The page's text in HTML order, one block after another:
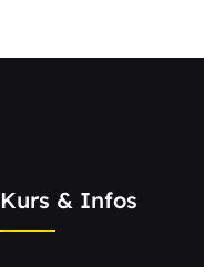
Kurs & Infos